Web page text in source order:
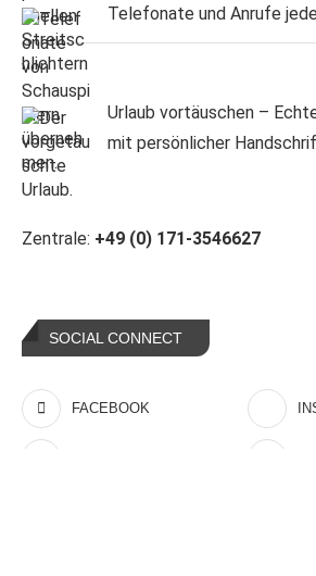
Telefonate und Anrufe
Urlaub vortäuschen –
mit persönlicher
Zentrale: +49 (0) 171-3546627
SOCIAL CONNECT
FACEBOOK